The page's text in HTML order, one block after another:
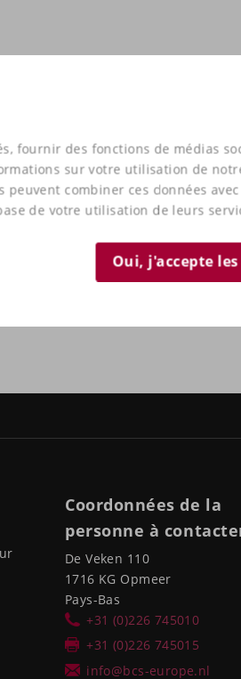
fournir des fonctions de médias
sur votre utilisation de
combiner ces données
de votre utilisation de leurs
Oui, j'accepte
Coordonnées de la
personne à
De Veken 110
1716 KG Opmeer
Pays-Bas
+31 (0)226 745010
+31 (0)226 745015
info@bcs-europe.nl